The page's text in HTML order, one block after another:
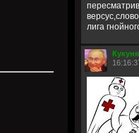
лига
Кукуня